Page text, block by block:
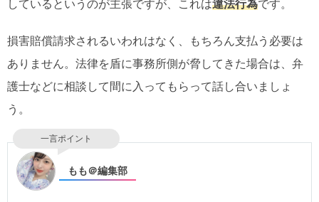
しているというのが主張ですが、これは違法行為です。
損害賠償請求されるいわれはなく、もちろん支払う必要は
ありません。法律を盾に事務所側が脅してきた場合は、弁
護士などに相談して間に入ってもらって話し合いましょ
う。
一言ポイント
もも＠編集部